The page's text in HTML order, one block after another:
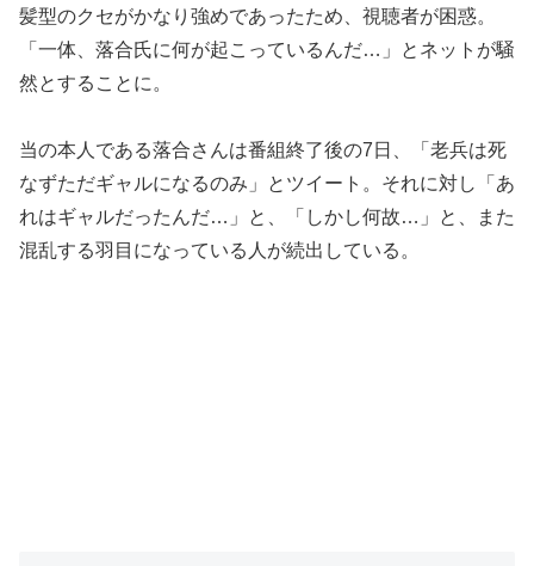
髪型のクセがかなり強めであったため、視聴者が困惑。
「一体、落合氏に何が起こっているんだ…」とネットが騒
然とすることに。
当の本人である落合さんは番組終了後の7日、「老兵は死
なずただギャルになるのみ」とツイート。それに対し「あ
れはギャルだったんだ…」と、「しかし何故…」と、また
混乱する羽目になっている人が続出している。